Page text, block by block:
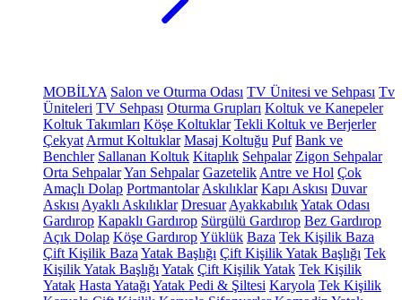
MOBİLYA Salon ve Oturma Odası TV Ünitesi ve Sehpası Tv
Üniteleri TV Sehpası Oturma Grupları Koltuk ve Kanepeler
Koltuk Takımları Köşe Koltuklar Tekli Koltuk ve Berjerler
Çekyat Armut Koltuklar Masaj Koltuğu Puf Bank ve
Benchler Sallanan Koltuk Kitaplık Sehpalar Zigon Sehpalar
Orta SehpalarYan Sehpalar Gazetelik Antre ve Hol Çok
Amaçlı Dolap Portmantolar Askılıklar Kapı Askısı Duvar
Askısı Ayaklı Askılıklar Dresuar AyakkabılıkYatak Odası
Gardırop Kapaklı Gardırop Sürgülü Gardırop Bez Gardırop
Açık Dolap Köşe GardıropYüklük Baza Tek Kişilik Baza
Çift Kişilik Baza Yatak Başlığı Çift Kişilik Yatak Başlığı Tek
Kişilik Yatak Başlığı Yatak Çift Kişilik Yatak Tek Kişilik
Yatak Hasta Yatağı Yatak Pedi & Şiltesi Karyola Tek Kişilik